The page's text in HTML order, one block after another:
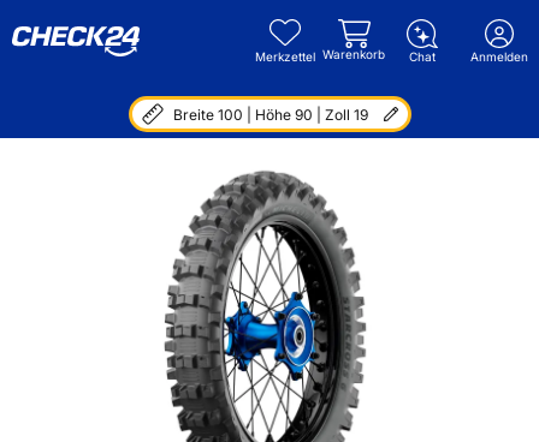
Merkzettel Warenkorb Chat Anmelden
Breite 100 | Höhe 90 | Zoll 19